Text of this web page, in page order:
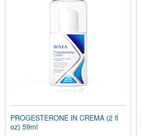
PROGESTERONE IN CREMA (2 fl
oz) 59ml